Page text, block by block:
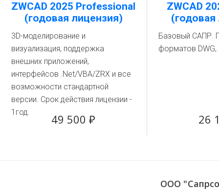
ZWCAD 2025 Professional
(годовая лицензия)
3D-моделирование и
визуализация, поддержка
внешних приложений,
интерфейсов .Net/VBA/ZRX и все
возможности стандартной
версии. Срок действия лицензии -
1год.
49 500 ₽
ZWCAD
Базовый САПР.
форматов DWG,
26
ООО